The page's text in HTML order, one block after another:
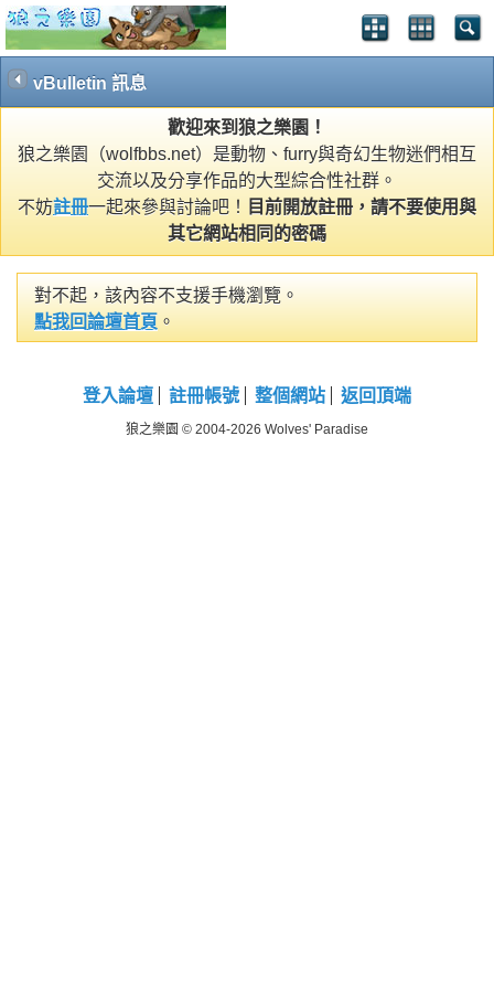
vBulletin 訊息
歡迎來到狼之樂園！
狼之樂園（wolfbbs.net）是動物、furry與奇幻生物迷們相互
交流以及分享作品的大型綜合性社群。
不妨註冊一起來參與討論吧！
目前開放註冊，請不要使用與
其它網站相同的密碼
對不起，該內容不支援手機瀏覽。
點我回論壇首頁 。
登入論壇 註冊帳號 整個網站 返回頂端
狼之樂園 © 2004-2026 Wolves' Paradise